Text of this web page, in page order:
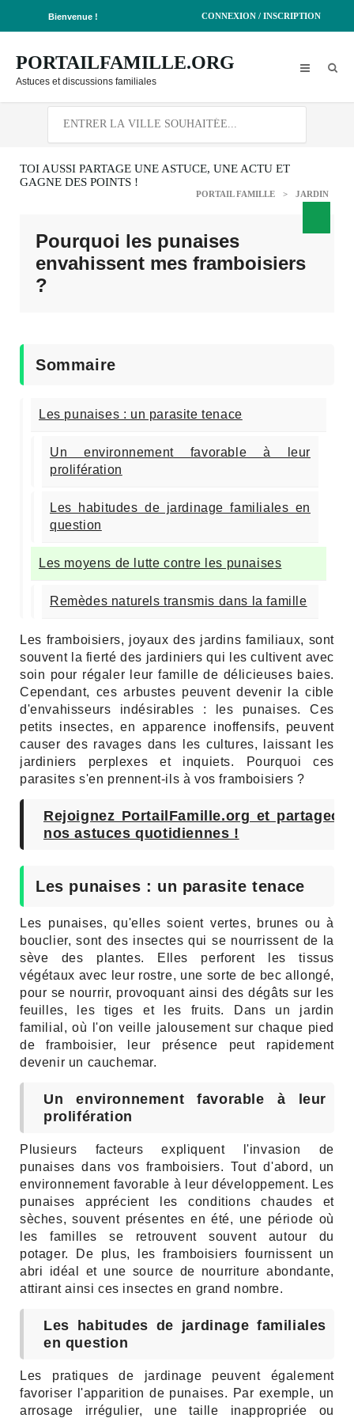
Bienvenue ! CONNEXION / INSCRIPTION
PORTAILFAMILLE.ORG
Astuces et discussions familiales
TOI AUSSI PARTAGE UNE ASTUCE, UNE ACTU ET
GAGNE DES POINTS !
PORTAIL FAMILLE > JARDIN
Pourquoi les punaises
envahissent mes framboisiers
?
Sommaire
Les punaises : un parasite tenace
Un environnement favorable à leur
prolifération
Les habitudes de jardinage familiales en
question
Les moyens de lutte contre les punaises
Remèdes naturels transmis dans la famille
Les framboisiers, joyaux des jardins familiaux, sont
souvent la fierté des jardiniers qui les cultivent avec
soin pour régaler leur famille de délicieuses baies.
Cependant, ces arbustes peuvent devenir la cible
d'envahisseurs indésirables : les punaises. Ces
petits insectes, en apparence inoffensifs, peuvent
causer des ravages dans les cultures, laissant les
jardiniers perplexes et inquiets. Pourquoi ces
parasites s'en prennent-ils à vos framboisiers ?
Rejoignez PortailFamille.org et
nos astuces quotidiennes !
Les punaises : un parasite tenace
Les punaises, qu'elles soient vertes, brunes ou à
bouclier, sont des insectes qui se nourrissent de la
sève des plantes. Elles perforent les tissus
végétaux avec leur rostre, une sorte de bec allongé,
pour se nourrir, provoquant ainsi des dégâts sur les
feuilles, les tiges et les fruits. Dans un jardin
familial, où l'on veille jalousement sur chaque pied
de framboisier, leur présence peut rapidement
devenir un cauchemar.
Un environnement favorable à leur
prolifération
Plusieurs facteurs expliquent l'invasion de
punaises dans vos framboisiers. Tout d'abord, un
environnement favorable à leur développement. Les
punaises apprécient les conditions chaudes et
sèches, souvent présentes en été, une période où
les familles se retrouvent souvent autour du
potager. De plus, les framboisiers fournissent un
abri idéal et une source de nourriture abondante,
attirant ainsi ces insectes en grand nombre.
Les habitudes de jardinage familiales
en question
Les pratiques de jardinage peuvent également
favoriser l'apparition de punaises. Par exemple, un
arrosage irrégulier, une taille inappropriée ou